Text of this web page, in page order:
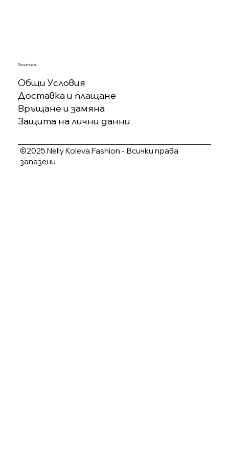
Политика
Общи Условия
Доставка и плащане
Връщане и замяна
Защита на лични данни
©2025 Nelly Koleva Fashion - Всички права
запазени